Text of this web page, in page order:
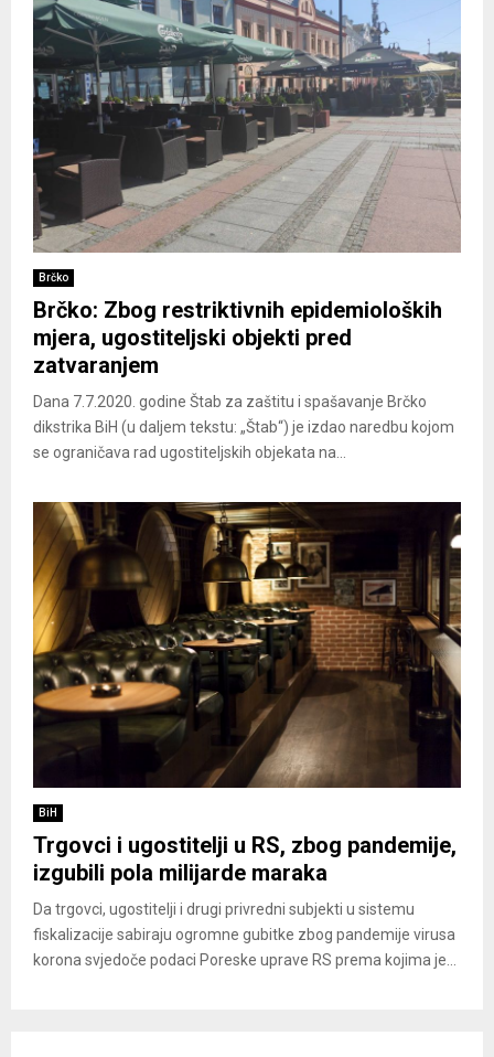
Brčko
Brčko: Zbog restriktivnih epidemioloških
mjera, ugostiteljski objekti pred
zatvaranjem
Dana 7.7.2020. godine Štab za zaštitu i spašavanje Brčko
dikstrika BiH (u daljem tekstu: „Štab“) je izdao naredbu kojom
se ograničava rad ugostiteljskih objekata na...
BiH
Trgovci i ugostitelji u RS, zbog pandemije,
izgubili pola milijarde maraka
Da trgovci, ugostitelji i drugi privredni subjekti u sistemu
fiskalizacije sabiraju ogromne gubitke zbog pandemije virusa
korona svjedoče podaci Poreske uprave RS prema kojima je...